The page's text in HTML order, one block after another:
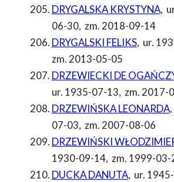
DRYGALSKA KRYSTYNA,
06-30, zm. 2018-09-14
DRYGALSKI FELIKS, ur.
zm. 2013-05-05
DRZEWIECKI DE
ur. 1935-07-13, zm. 2017-
DRZEWIŃSKA LEONARDA,
07-03, zm. 2007-08-06
DRZEWIŃSKI
1930-09-14, zm. 1999-03-
DUCKA DANUTA, ur.